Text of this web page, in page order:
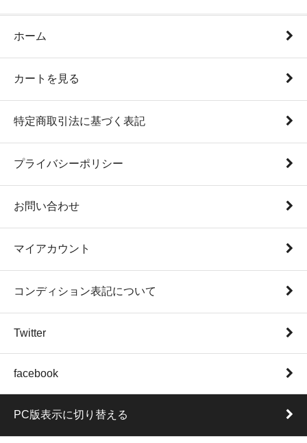
ホーム
カートを見る
特定商取引法に基づく表記
プライバシーポリシー
お問い合わせ
マイアカウント
コンディション表記について
Twitter
facebook
PC版表示に切り替える